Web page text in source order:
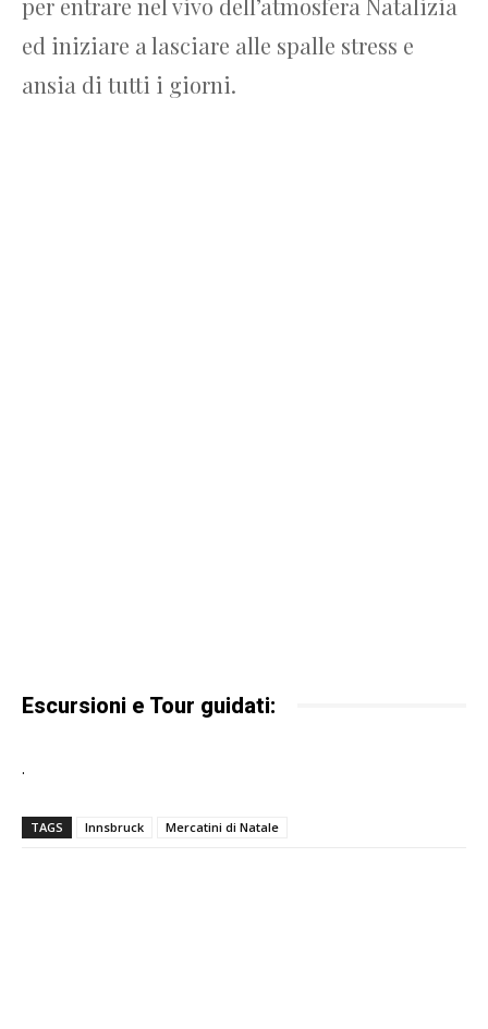
ed iniziare a lasciare alle spalle stress e
ansia di tutti i giorni.
Escursioni e Tour guidati:
.
TAGS Innsbruck Mercatini di Natale